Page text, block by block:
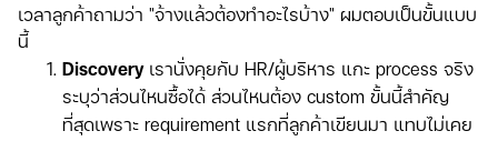
เวลาลูกค้าถามว่า "จ้างแล้วต้องทำอะไรบ้าง" ผมตอบเป็นขั้นแบบ
นี้
Discoveryเรานั่งคุยกับ HR/ผู้บริหาร แกะ process จริง
ระบุว่าส่วนไหนซื้อได้ ส่วนไหนต้อง custom ขั้นนี้สำคัญ
ที่สุดเพราะ requirement แรกที่ลูกค้าเขียนมา แทบไม่เคย